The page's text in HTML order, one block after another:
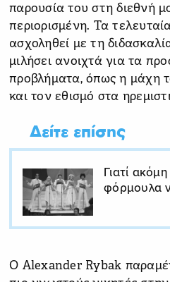
παρουσία του στη διεθνή
περιορισμένη. Τα
ασχοληθεί με τη
μιλήσει ανοιχτά για τα
προβλήματα, όπως η μάχη
και τον εθισμό στα
Δείτε επίσης
Γιατί
φόρμουλα
Ο Alexander Rybak